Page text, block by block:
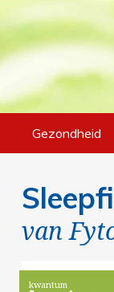
Gezondheid
van
kwantum